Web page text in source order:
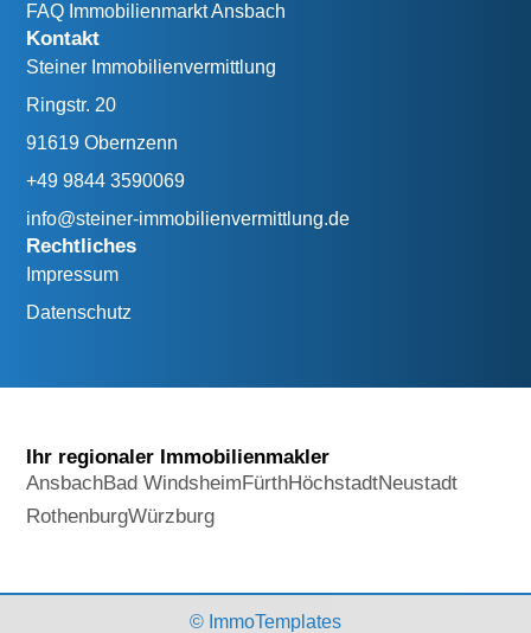
FAQ Immobilienmarkt Ansbach
Kontakt
Steiner Immobilienvermittlung
Ringstr. 20
91619 Obernzenn
+49 9844 3590069
info@steiner-immobilienvermittlung.de
Rechtliches
Impressum
Datenschutz
Ihr regionaler Immobilienmakler
AnsbachBad WindsheimFürthHöchstadtNeustadt
RothenburgWürzburg
© ImmoTemplates